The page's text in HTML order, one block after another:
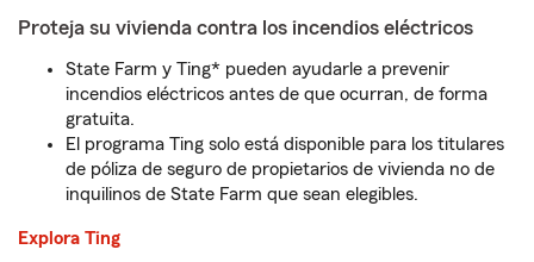
Proteja su vivienda contra los incendios eléctricos
State Farm y Ting* pueden ayudarle a prevenir
incendios eléctricos antes de que ocurran, de forma
gratuita.
El programa Ting solo está disponible para los titulares
de póliza de seguro de propietarios de vivienda no de
inquilinos de State Farm que sean elegibles.
Explora Ting